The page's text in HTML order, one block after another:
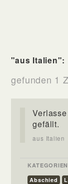
"aus Italien":
gefunden 1
gefällt.
aus Italien
Abschied